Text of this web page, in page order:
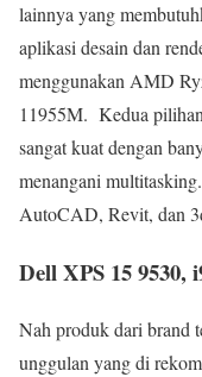
lainnya yang
aplikasi desain dan
menggunakan AMD
11955M. Kedua
sangat kuat dengan
menangani
AutoCAD, Revit, dan
Dell XPS 15 9530,
Nah produk dari brand
unggulan yang di